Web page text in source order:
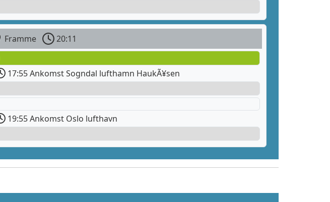
Framme
20:11
17:55 Ankomst Sogndal lufthamn HaukÃ¥sen
19:55 Ankomst Oslo lufthavn